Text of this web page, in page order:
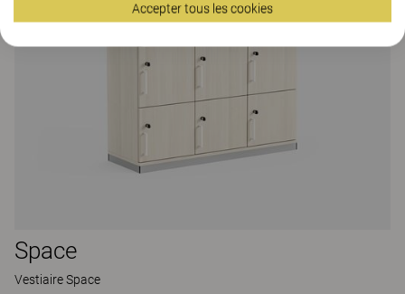
Space
Vestiaire Space
Accepter tous les cookies